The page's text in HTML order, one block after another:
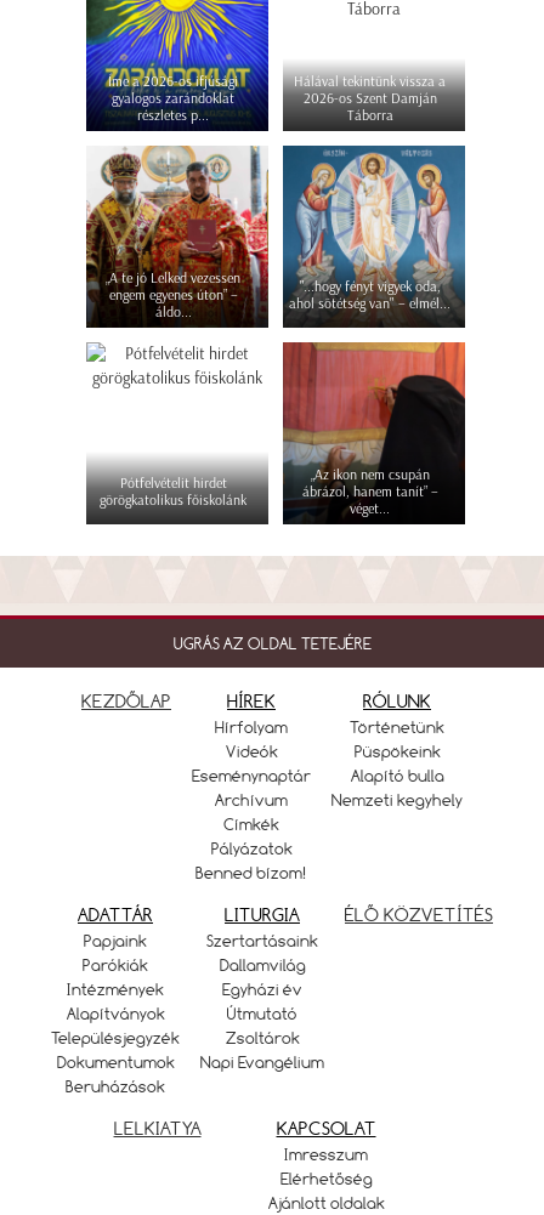
Íme a 2026-os ifjúsági
gyalogos zarándoklat
részletes p...
Hálával tekintünk vissza a
2026-os Szent Damján
Táborra
„A te jó Lelked vezessen
engem egyenes úton” –
áldo...
"...hogy fényt vigyek oda,
ahol sötétség van" – elmél...
Pótfelvételit hirdet
görögkatolikus főiskolánk
„Az ikon nem csupán
ábrázol, hanem tanít” –
véget...
UGRÁS AZ OLDAL TETEJÉRE
KEZDŐLAP HÍREK
Hírfolyam
Videók
Eseménynaptár
Archívum
Címkék
Pályázatok
Benned bízom!
RÓLUNK
Történetünk
Püspökeink
Alapító bulla
Nemzeti kegyhely
ADATTÁR
Papjaink
Parókiák
Intézmények
Alapítványok
Településjegyzék
Dokumentumok
Beruházások
LITURGIA
Szertartásaink
Dallamvilág
Egyházi év
Útmutató
Zsoltárok
Napi Evangélium
ÉLŐ KÖZVETÍTÉS
LELKIATYA KAPCSOLAT
Imresszum
Elérhetőség
Ajánlott oldalak